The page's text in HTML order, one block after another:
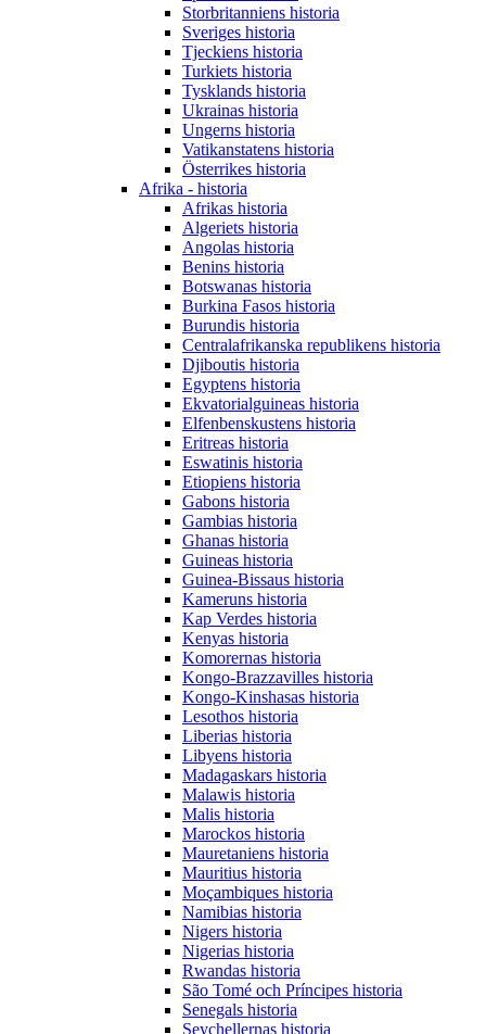
Storbritanniens historia
Sveriges historia
Tjeckiens historia
Turkiets historia
Tysklands historia
Ukrainas historia
Ungerns historia
Vatikanstatens historia
Österrikes historia
Afrika - historia
Afrikas historia
Algeriets historia
Angolas historia
Benins historia
Botswanas historia
Burkina Fasos historia
Burundis historia
Centralafrikanska republikens historia
Djiboutis historia
Egyptens historia
Ekvatorialguineas historia
Elfenbenskustens historia
Eritreas historia
Eswatinis historia
Etiopiens historia
Gabons historia
Gambias historia
Ghanas historia
Guineas historia
Guinea-Bissaus historia
Kameruns historia
Kap Verdes historia
Kenyas historia
Komorernas historia
Kongo-Brazzavilles historia
Kongo-Kinshasas historia
Lesothos historia
Liberias historia
Libyens historia
Madagaskars historia
Malawis historia
Malis historia
Marockos historia
Mauretaniens historia
Mauritius historia
Moçambiques historia
Namibias historia
Nigers historia
Nigerias historia
Rwandas historia
São Tomé och Príncipes historia
Senegals historia
Seychellernas historia